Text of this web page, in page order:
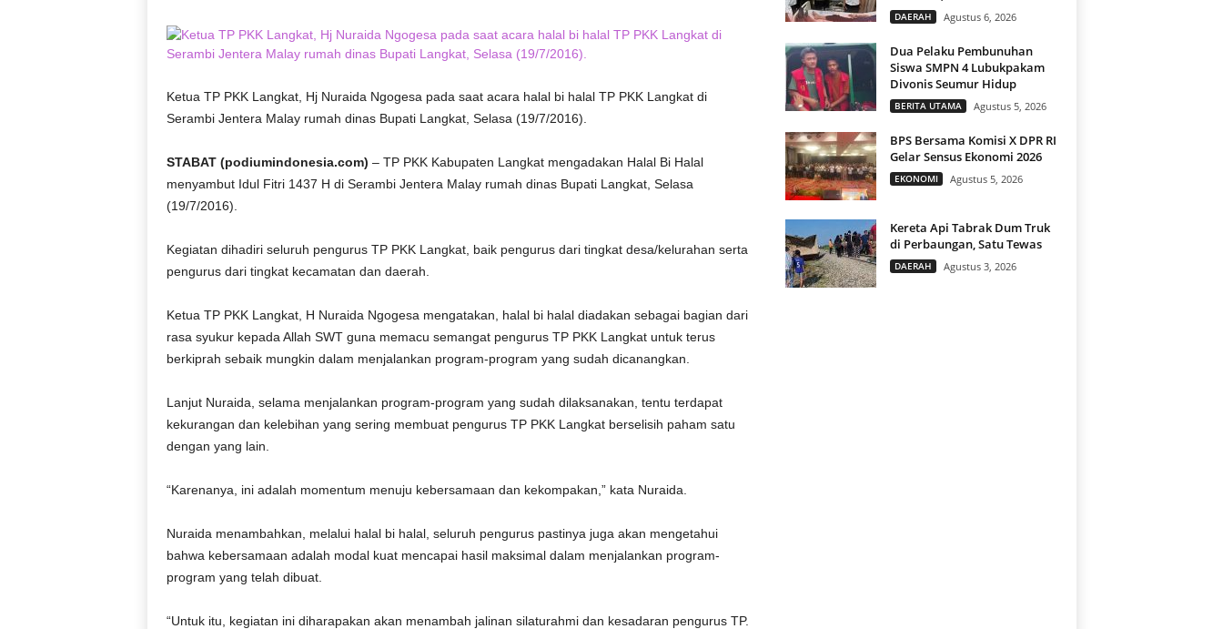
Ketua TP PKK Langkat, Hj Nuraida Ngogesa pada saat acara halal bi halal TP PKK Langkat di
Serambi Jentera Malay rumah dinas Bupati Langkat, Selasa (19/7/2016).
STABAT (podiumindonesia.com) – TP PKK Kabupaten Langkat mengadakan Halal Bi Halal
menyambut Idul Fitri 1437 H di Serambi Jentera Malay rumah dinas Bupati Langkat, Selasa
(19/7/2016).
Kegiatan dihadiri seluruh pengurus TP PKK Langkat, baik pengurus dari tingkat desa/kelurahan serta
pengurus dari tingkat kecamatan dan daerah.
Ketua TP PKK Langkat, H Nuraida Ngogesa mengatakan, halal bi halal diadakan sebagai bagian dari
rasa syukur kepada Allah SWT guna memacu semangat pengurus TP PKK Langkat untuk terus
berkiprah sebaik mungkin dalam menjalankan program-program yang sudah dicanangkan.
Lanjut Nuraida, selama menjalankan program-program yang sudah dilaksanakan, tentu terdapat
kekurangan dan kelebihan yang sering membuat pengurus TP PKK Langkat berselisih paham satu
dengan yang lain.
“Karenanya, ini adalah momentum menuju kebersamaan dan kekompakan,” kata Nuraida.
Nuraida menambahkan, melalui halal bi halal, seluruh pengurus pastinya juga akan mengetahui
bahwa kebersamaan adalah modal kuat mencapai hasil maksimal dalam menjalankan program-
program yang telah dibuat.
“Untuk itu, kegiatan ini diharapakan akan menambah jalinan silaturahmi dan kesadaran pengurus TP.
DAERAH Agustus 6, 2026
Dua Pelaku Pembunuhan
Siswa SMPN 4 Lubukpakam
Divonis Seumur Hidup
BERITA UTAMA Agustus 5, 2026
BPS Bersama Komisi X DPR RI
Gelar Sensus Ekonomi 2026
EKONOMI Agustus 5, 2026
Kereta Api Tabrak Dum Truk
di Perbaungan, Satu Tewas
DAERAH Agustus 3, 2026